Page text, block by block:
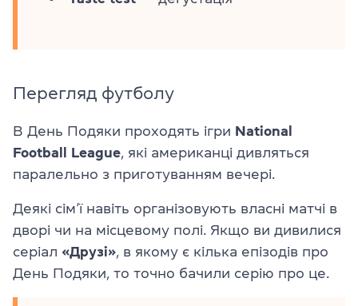
Перегляд футболу
В День Подяки проходять ігри National
Football League, які американці дивляться
паралельно з приготуванням вечері.
Деякі сім’ї навіть організовують власні матчі в
дворі чи на місцевому полі. Якщо ви дивилися
серіал «Друзі», в якому є кілька епізодів про
День Подяки, то точно бачили серію про це.